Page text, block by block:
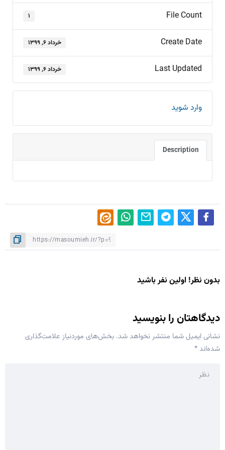
File Count ۱
Create Date خرداد ۶, ۱۳۹۹
Last Updated خرداد ۶, ۱۳۹۹
وارد شوید
Description
بدون نظر! اولین نفر باشید
دیدگاهتان را بنویسید
نشانی ایمیل شما منتشر نخواهد شد. بخش‌های موردنیاز علامت‌گذاری
شده‌اند*